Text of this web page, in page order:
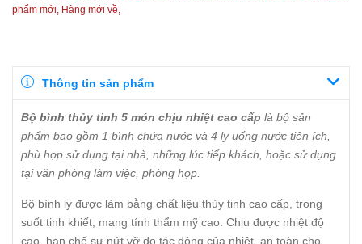
phẩm mới, Hàng mới về,
Thông tin sản phẩm
Bộ bình thủy tinh 5 món chịu nhiệt cao cấp là bộ sản
phẩm bao gồm 1 bình chứa nước và 4 ly uống nước tiện ích,
phù hợp sử dụng tại nhà, những lúc tiếp khách, hoặc sử dụng
tại văn phòng làm việc, phòng họp.
Bộ bình ly được làm bằng chất liệu thủy tinh cao cấp, trong
suốt tinh khiết, mang tính thẩm mỹ cao. Chịu được nhiệt độ
cao, hạn chế sự nứt vỡ do tác động của nhiệt, an toàn cho